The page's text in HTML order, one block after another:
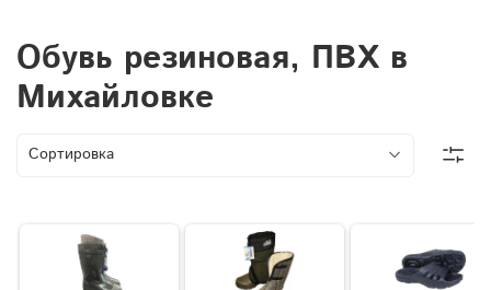
Обувь резиновая, ПВХ в
Михайловке